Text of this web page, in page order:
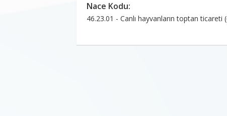
Nace Kodu:
46.23.01 - Canlı hayvanların toptan ticareti